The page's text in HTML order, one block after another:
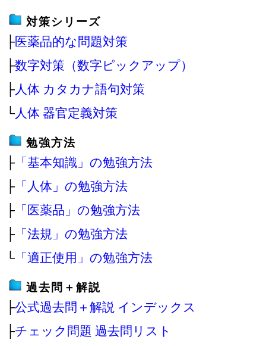
対策シリーズ
├医薬品的な問題対策
├数字対策（数字ピックアップ）
├人体 カタカナ語句対策
└人体 器官定義対策
勉強方法
├ 「基本知識」の勉強方法
├ 「人体」の勉強方法
├ 「医薬品」の勉強方法
├ 「法規」の勉強方法
└ 「適正使用」の勉強方法
過去問＋解説
├公式過去問＋解説 インデックス
├チェック問題 過去問リスト